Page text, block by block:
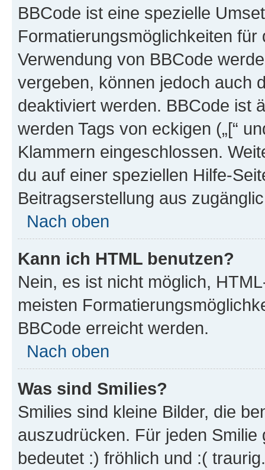
BBCode ist eine spezielle
Formatierungsmöglichkeiten
Verwendung von BBCode
vergeben, können jedoch auch
deaktiviert werden. BBCode ist
werden Tags von eckigen („[“
Klammern eingeschlossen.
du auf einer speziellen Hilfe-
Beitragserstellung aus
Nach oben
Kann ich HTML benutzen?
Nein, es ist nicht möglich,
meisten
BBCode erreicht werden.
Nach oben
Was sind Smilies?
Smilies sind kleine Bilder, die
auszudrücken. Für jeden
bedeutet :) fröhlich und :(